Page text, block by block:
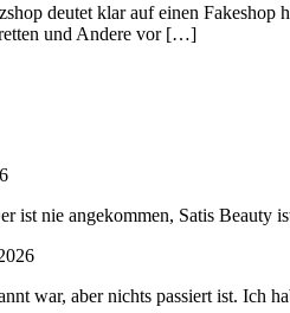
deutet klar auf einen
und Andere vor […]
ist nie angekommen, Satis Beauty
war, aber nichts passiert ist. Ich